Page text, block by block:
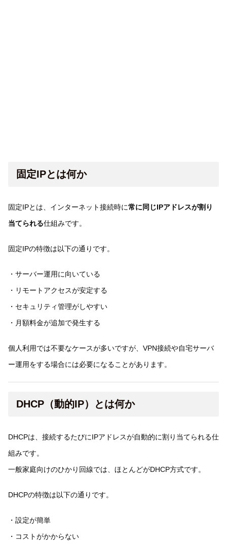
固定IPとは何か
固定IPとは、インターネット接続時に常に同じIPアドレスが割り
当てられる仕組みです。
固定IPの特徴は以下の通りです。
・サーバー運用に向いている
・リモートアクセスが安定する
・セキュリティ管理がしやすい
・月額料金が追加で発生する
個人利用では不要なケースが多いですが、VPN接続や自宅サーバ
ー運用をする場合には必要になることがあります。
DHCP（動的IP）とは何か
DHCPは、接続するたびにIPアドレスが自動的に割り当てられる仕
組みです。
一般家庭向けのひかり回線では、ほとんどがDHCP方式です。
DHCPの特徴は以下の通りです。
・設定が簡単
・コストがかからない